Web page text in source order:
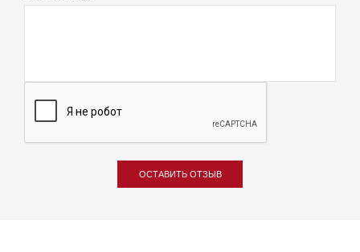
ОСТАВИТЬ ОТЗЫВ